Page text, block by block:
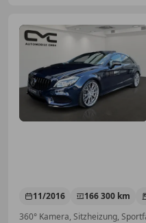
11/2016 166 300 km